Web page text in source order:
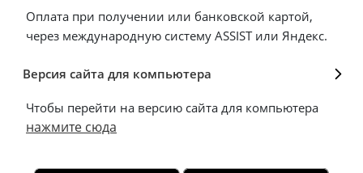
Оплата при получении или банковской картой,
через международную систему ASSIST или Яндекс.
Версия сайта для компьютера
Чтобы перейти на версию сайта для компьютера
нажмите сюда